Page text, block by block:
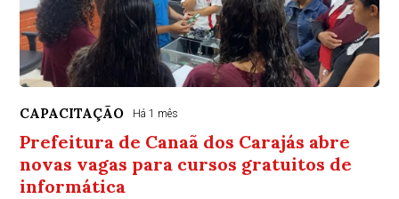
CAPACITAÇÃO Há 1 mês
Prefeitura de Canaã dos Carajás abre
novas vagas para cursos gratuitos de
informática